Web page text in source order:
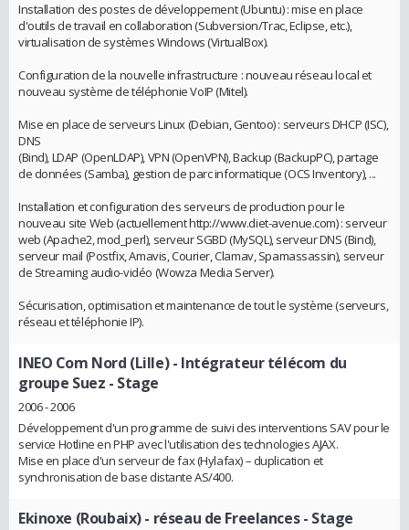
Installation des postes de développement (Ubuntu) : mise en place
d'outils de travail en collaboration (Subversion/Trac, Eclipse, etc.),
virtualisation de systèmes Windows (VirtualBox).
Configuration de la nouvelle infrastructure : nouveau réseau local et
nouveau système de téléphonie VoIP (Mitel).
Mise en place de serveurs Linux (Debian, Gentoo) : serveurs DHCP (ISC),
DNS
(Bind), LDAP (OpenLDAP), VPN (OpenVPN), Backup (BackupPC), partage
de données (Samba), gestion de parc informatique (OCS Inventory), ...
Installation et configuration des serveurs de production pour le
nouveau site Web (actuellement http://www.diet-avenue.com) : serveur
web (Apache2, mod_perl), serveur SGBD (MySQL), serveur DNS (Bind),
serveur mail (Postfix, Amavis, Courier, Clamav, Spamassassin), serveur
de Streaming audio-vidéo (Wowza Media Server).
Sécurisation, optimisation et maintenance de tout le système (serveurs,
réseau et téléphonie IP).
INEO Com Nord (Lille) - Intégrateur télécom du
groupe Suez - Stage
2006 - 2006
Développement d'un programme de suivi des interventions SAV pour le
service Hotline en PHP avec l'utilisation des technologies AJAX.
Mise en place d'un serveur de fax (Hylafax) – duplication et
synchronisation de base distante AS/400.
Ekinoxe (Roubaix) - réseau de Freelances- Stage